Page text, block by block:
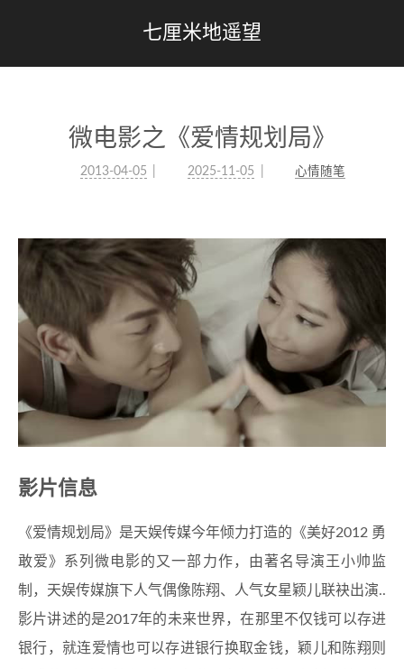
七厘米地遥望
微电影之《爱情规划局》
2013-04-05 2025-11-05 心情随笔
影片信息
《爱情规划局》是天娱传媒今年倾力打造的《美好2012 勇
敢爱》系列微电影的又一部力作，由著名导演王小帅监
制，天娱传媒旗下人气偶像陈翔、人气女星颖儿联袂出演..
影片讲述的是2017年的未来世界，在那里不仅钱可以存进
银行，就连爱情也可以存进银行换取金钱，颖儿和陈翔则